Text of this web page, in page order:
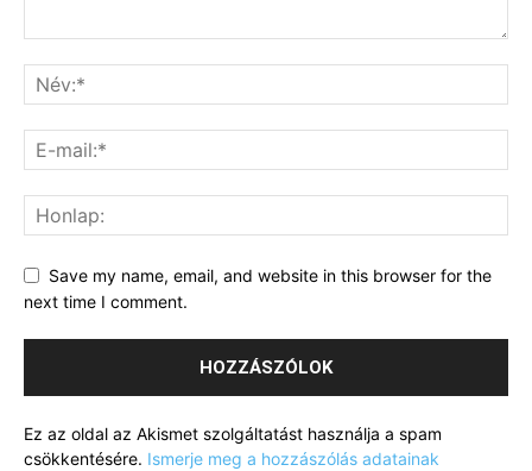
Save my name, email, and website in this browser for the
next time I comment.
Ez az oldal az Akismet szolgáltatást használja a spam
csökkentésére. Ismerje meg a hozzászólás adatainak